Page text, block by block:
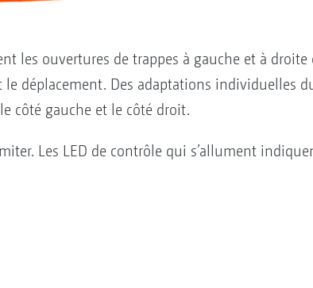
les ouvertures de trappes à gauche et à droite
déplacement. Des adaptations individuelles
côté gauche et le côté droit.
Les LED de contrôle qui s’allument